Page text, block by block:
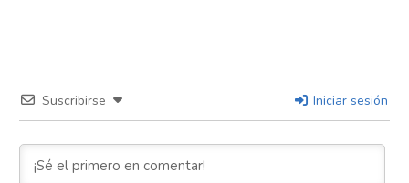
Suscribirse Iniciar sesión